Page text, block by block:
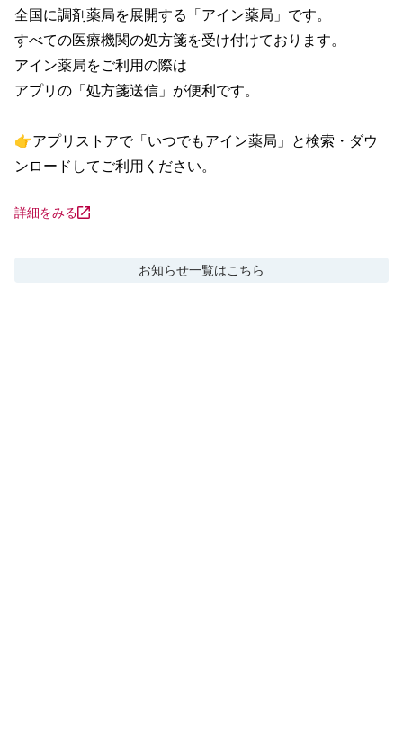
全国に調剤薬局を展開する「アイン薬局」です。
すべての医療機関の処方箋を受け付けております。
アイン薬局をご利用の際は
アプリの「処方箋送信」が便利です。
👉アプリストアで「いつでもアイン薬局」と検索・ダウ
ンロードしてご利用ください。
詳細をみる
お知らせ一覧はこちら